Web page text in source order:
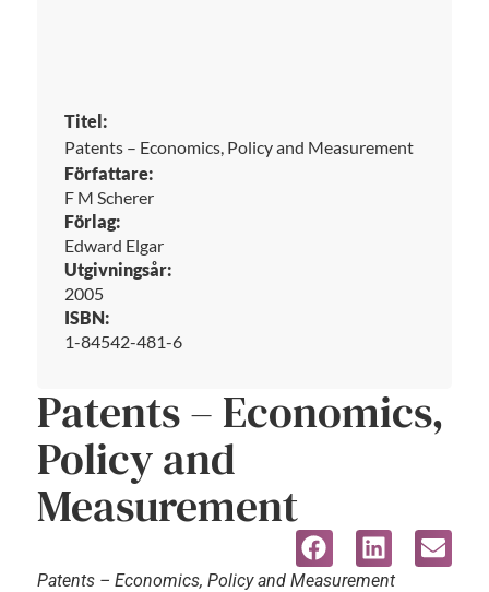
Titel:
Patents – Economics, Policy and Measurement
Författare:
F M Scherer
Förlag:
Edward Elgar
Utgivningsår:
2005
ISBN:
1-84542-481-6
Patents – Economics,
Policy and
Measurement
Patents – Economics, Policy and Measurement